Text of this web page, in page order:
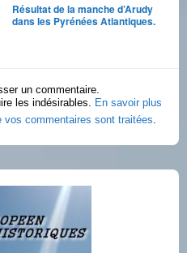
Résultat de la manche d’Arudy
dans les Pyrénées Atlantiques.
un commentaire.
les indésirables. En savoir plus
vos commentaires sont traitées.